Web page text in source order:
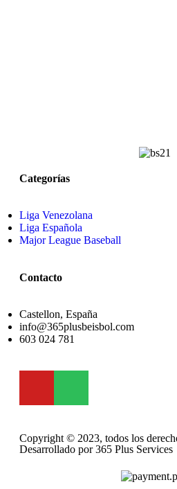
Categorías
Liga Venezolana
Liga Española
Major League Baseball
Contacto
Castellon, España
info@365plusbeisbol.com
603 024 781
Copyright © 2023, todos los
Desarrollado por 365 Plus Services